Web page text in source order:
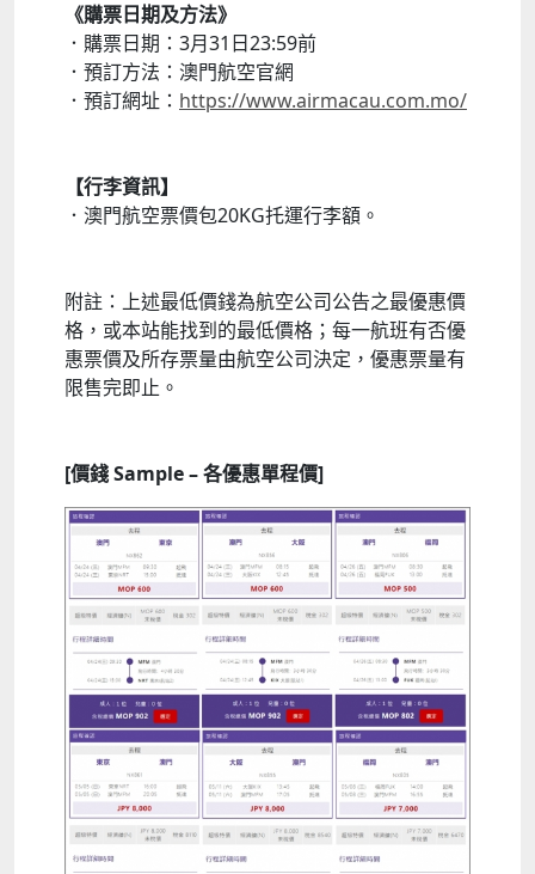
《購票日期及方法》
．購票日期：3月31日23:59前
．預訂方法：澳門航空官網
．預訂網址： https://www.airmacau.com.mo/
【行李資訊】
．澳門航空票價包20KG托運行李額。
附註：上述最低價錢為航空公司公告之最優惠價
格，或本站能找到的最低價格；每一航班有否優
惠票價及所存票量由航空公司決定，優惠票量有
限售完即止。
[價錢 Sample – 各優惠單程價]